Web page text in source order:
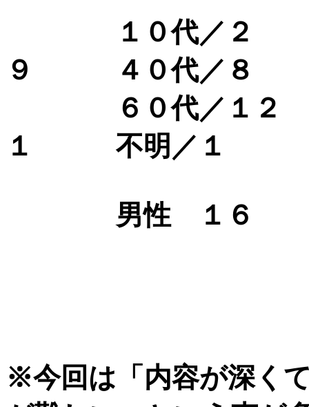
１０代／２
９ ４０代／
６０代／１２
１ 不明／１ （
男性 １
※今回は「内容が深く